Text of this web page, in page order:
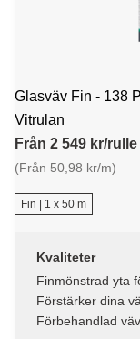
Glasväv Fin - 138
Vitrulan
Från 2 549 kr/rulle
(Från 50,98 kr/m)
Fin | 1 x 50 m
Kvaliteter
Finmönstrad yta
Förstärker dina
Förbehandlad